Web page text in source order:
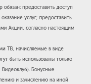
обязан: предоставить доступ
услуг; предоставить
Акции, согласно настоящим
ТВ, начисляемые в виде
быть использованы только
Видеоклуб). Бонусные
и зачислению на иной